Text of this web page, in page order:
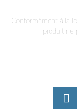
Conformément à la
produit ne
